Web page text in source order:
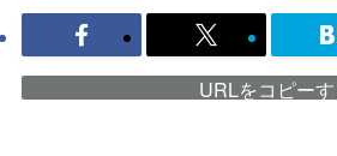
URLをコピー